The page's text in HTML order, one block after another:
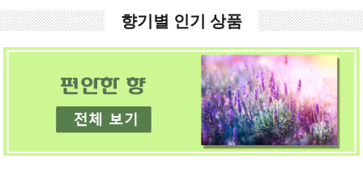
향기별 인기 상품